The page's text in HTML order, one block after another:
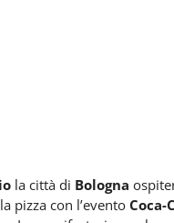
la città di Bologna
pizza con l’evento Coca-